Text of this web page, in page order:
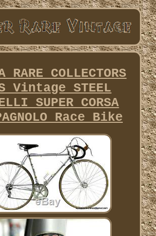
RARE COLLECTORS
Vintage STEEL
SUPER CORSA
Race Bike